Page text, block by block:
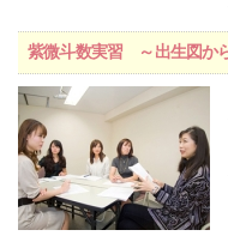
紫微斗数実習 ～出生図か